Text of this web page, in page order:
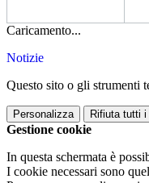
Caricamento...
Notizie
Questo sito o gli strumenti
Personalizza Rifiuta tutti i
Gestione cookie
In questa schermata è
I cookie necessari sono